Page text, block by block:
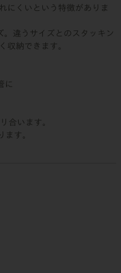
にくいという特徴がありま
。違うサイズとのスタッキン
収納できます。
に
合います。
す。